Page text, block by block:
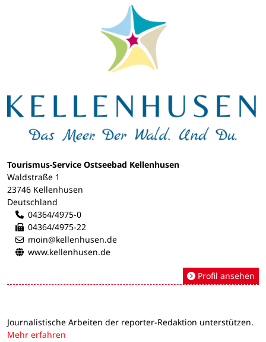
Tourismus-Service Ostseebad Kellenhusen
Waldstraße 1
23746 Kellenhusen
Deutschland
04364/4975-0
04364/4975-22
moin@kellenhusen.de
www.kellenhusen.de
Profil ansehen
Journalistische Arbeiten der reporter-Redaktion unterstützen.
Mehr erfahren